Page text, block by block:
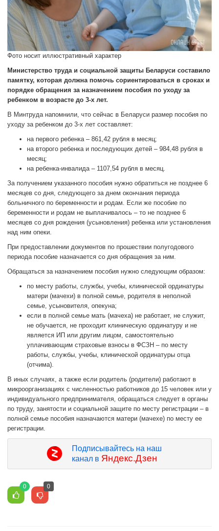
Фото носит иллюстративный характер
Министерство труда и социальной защиты Беларуси составило
памятку, которая должна помочь сориентироваться в сроках и
порядке обращения за назначением пособия по уходу за
ребенком в возрасте до 3-х лет.
В Минтруда напомнили, что сейчас в Беларуси размер пособия по
уходу за ребенком до 3-х лет составляет:
на первого ребенка – 861,42 рубля в месяц;
на второго ребенка и последующих детей – 984,48 рубля в
месяц;
на ребенка-инвалида – 1107,54 рубля в месяц.
За получением указанного пособия нужно обратиться не позднее 6
месяцев со дня, следующего за днем окончания периода
больничного по беременности и родам. Если же пособие по
беременности и родам не выплачивалось – то не позднее 6
месяцев со дня рождения (усыновления) ребенка или установления
над ним опеки.
При предоставлении документов по прошествии полугодового
периода пособие назначается со дня обращения за ним.
Обращаться за назначением пособия нужно следующим образом:
по месту работы, службы, учебы, клинической ординатуры
матери (мачехи) в полной семье, родителя в неполной
семье, усыновителя, опекуна;
если в полной семье мать (мачеха) не работает, не служит,
не обучается, не проходит клиническую ординатуру и не
является ИП или другим лицом, самостоятельно
уплачивающим страховые взносы в ФСЗН – по месту
работы, службы, учебы, клинической ординатуры отца
(отчима).
В иных случаях, а также если родитель (родители) работают в
микроорганизациях с численностью работников до 15 человек или у
индивидуального предпринимателя, обращаться следует в органы
по труду, занятости и социальной защите по месту регистрации – в
полной семье пособия назначаются матери (мачехе) по месту ее
регистрации.
Подписывайтесь на наш
канал в Яндекс.Дзен
0 0